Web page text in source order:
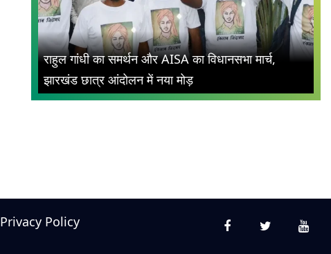
राहुल गांधी का समर्थन और AISA का विधानसभा मार्च,
झारखंड छात्र आंदोलन में नया मोड़
Privacy Policy